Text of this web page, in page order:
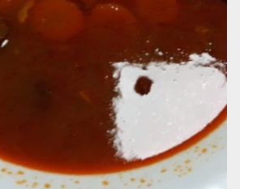
חגים
מתנות לחנוכת בית
מתנות למטבח
מתכונים שלכם
מאמרים
עגלת קניות
תשלום